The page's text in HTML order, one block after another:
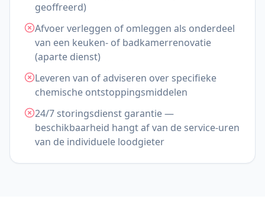
geoffreerd)
Afvoer verleggen of omleggen als onderdeel
van een keuken- of badkamerrenovatie
(aparte dienst)
Leveren van of adviseren over specifieke
chemische ontstoppingsmiddelen
24/7 storingsdienst garantie —
beschikbaarheid hangt af van de service-uren
van de individuele loodgieter